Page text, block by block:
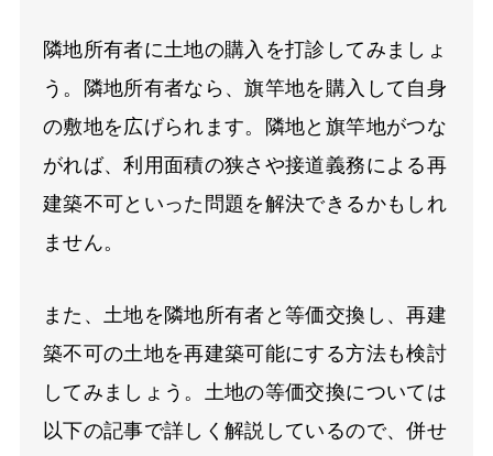
隣地所有者に土地の購入を打診してみましょ
う。隣地所有者なら、旗竿地を購入して自身
の敷地を広げられます。隣地と旗竿地がつな
がれば、利用面積の狭さや接道義務による再
建築不可といった問題を解決できるかもしれ
ません。
また、土地を隣地所有者と等価交換し、再建
築不可の土地を再建築可能にする方法も検討
してみましょう。土地の等価交換については
以下の記事で詳しく解説しているので、併せ